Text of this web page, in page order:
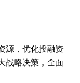
源，优化投融资
战略决策，全面